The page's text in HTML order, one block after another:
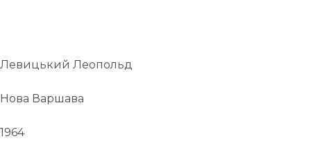
Левицький Леопольд
Нова Варшава
1964